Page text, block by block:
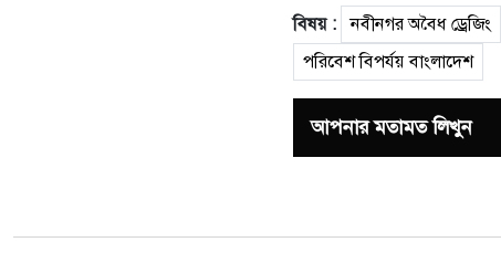
বিষয় : নবীনগর অবৈধ ড্রেজিং
পরিবেশ বিপর্যয় বাংলাদেশ
আপনার মতামত লিখুন